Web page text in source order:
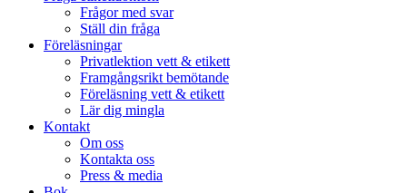
Frågor med svar
Ställ din fråga
Föreläsningar
Privatlektion vett & etikett
Framgångsrikt bemötande
Föreläsning vett & etikett
Lär dig mingla
Kontakt
Om oss
Kontakta oss
Press & media